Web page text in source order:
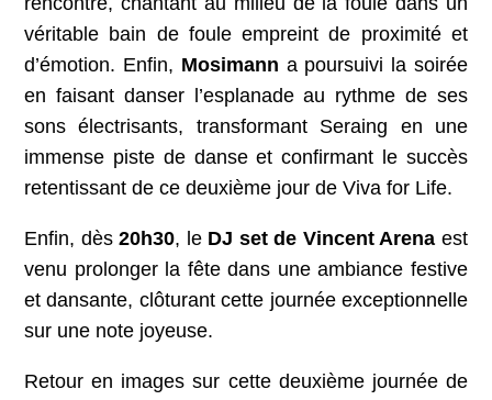
véritable bain de foule empreint de proximité et
d’émotion. Enfin, Mosimann a poursuivi la soirée
en faisant danser l’esplanade au rythme de ses
sons électrisants, transformant Seraing en une
immense piste de danse et confirmant le succès
retentissant de ce deuxième jour de Viva for Life.
Enfin, dès20h30, le DJ set de Vincent Arena est
venu prolonger la fête dans une ambiance festive
et dansante, clôturant cette journée exceptionnelle
sur une note joyeuse.
Retour en images sur cette deuxième journée de